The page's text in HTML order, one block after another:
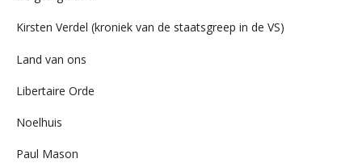
Kirsten Verdel (kroniek van de staatsgreep in de VS)
Land van ons
Libertaire Orde
Noelhuis
Paul Mason